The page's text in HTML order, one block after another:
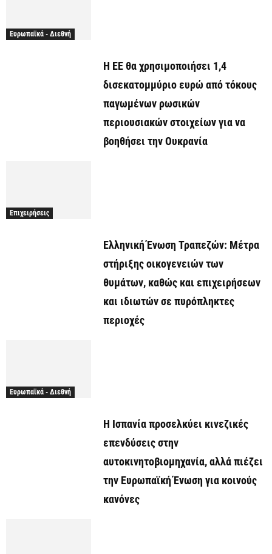
Ευρωπαϊκά - Διεθνή
Η ΕΕ θα χρησιμοποιήσει 1,4
δισεκατομμύριο ευρώ από τόκους
παγωμένων ρωσικών
περιουσιακών στοιχείων για να
βοηθήσει την Ουκρανία
Επιχειρήσεις
Ελληνική Ένωση Τραπεζών: Μέτρα
στήριξης οικογενειών των
θυμάτων, καθώς και επιχειρήσεων
και ιδιωτών σε πυρόπληκτες
περιοχές
Ευρωπαϊκά - Διεθνή
Η Ισπανία προσελκύει κινεζικές
επενδύσεις στην
αυτοκινητοβιομηχανία, αλλά πιέζει
την Ευρωπαϊκή Ένωση για κοινούς
κανόνες